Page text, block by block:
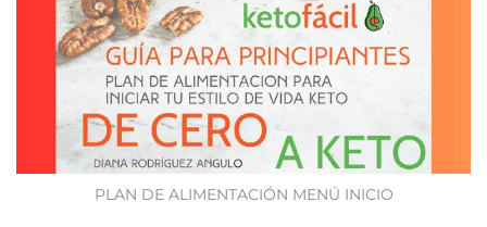
PLAN DE ALIMENTACIÓN MENÚ INICIO